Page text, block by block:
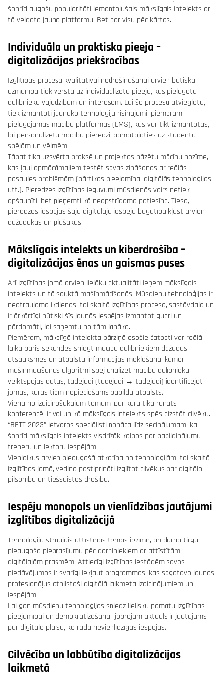
šobrīd augošu popularitāti iemantojušais mākslīgais intelekts ar
tā veidoto jauno platformu. Bet par visu pēc kārtas.
Individuāla un praktiska pieeja –
digitalizācijas priekšrocības
Izglītības procesa kvalitatīvai nodrošināšanai arvien būtiska
uzmanība tiek vērsta uz individualizētu pieeju, kas pielāgota
dalībnieku vajadzībām un interesēm. Lai šo procesu atvieglotu,
tiek izmantoti jaunāko tehnoloģiju risinājumi, piemēram,
pielāgojamas mācību platformas (LMS), kas var tikt izmantotas,
lai personalizētu mācību pieredzi, pamatojoties uz studentu
spējām un vēlmēm.
Tāpat tika uzsvērta praksē un projektos bāzētu mācību nozīme,
kas ļauj apmācāmajiem testēt savas zināšanas ar reālās
pasaules problēmām (pārtikas pieejamība, digitālās tehnoloģijas
utt.). Pieredzes izglītības ieguvumi mūsdienās vairs netiek
apšaubīti, bet pieņemti kā neapstrīdama patiesība. Tiesa,
pieredzes iespējas šajā digitālajā iespēju bagātībā kļūst arvien
dažādākas un plašākas.
Mākslīgais intelekts un kiberdrošība –
digitalizācijas ēnas un gaismas puses
Arī izglītības jomā arvien lielāku aktualitāti ieņem mākslīgais
intelekts un tā sauktā mašīnmācīšanās. Mūsdienu tehnoloģijas ir
neatraujama ikdienas, tai skaitā izglītības procesa, sastāvdaļa un
ir ārkārtīgi būtiski šīs jaunās iespējas izmantot gudri un
pārdomāti, lai saņemtu no tām labāko.
Piemēram, mākslīgā intelekta pārziņā esošie čatboti var reālā
laikā pāris sekundēs sniegt mācību dalībniekiem dažādas
atsauksmes un atbalstu informācijas meklēšanā, kamēr
mašīnmācīšanās algoritmi spēj analizēt mācību dalībnieku
veiktspējas datus, tādējādi (tādejādi → tādējādi) identificējot
jomas, kurās tiem nepieciešams papildu atbalsts.
Viena no izaicinošākajām tēmām, par kuru tika runāts
konferencē, ir vai un kā mākslīgais intelekts spēs aizstāt cilvēku.
“BETT 2023” ietvaros speciālisti nonāca līdz secinājumam, ka
šobrīd mākslīgais intelekts visdrīzāk kalpos par papildinājumu
treneru un lektoru iespējām.
Vienlaikus arvien pieaugošā atkarība no tehnoloģijām, tai skaitā
izglītības jomā, vedina pastiprināti izglītot cilvēkus par digitālo
pilsonību un tiešsaistes drošību.
Iespēju monopols un vienlīdzības jautājumi
izglītības digitalizācijā
Tehnoloģiju straujais attīstības temps iezīmē, arī darba tirgū
pieaugošo pieprasījumu pēc darbiniekiem ar attīstītām
digitālajām prasmēm. Attiecīgi izglītības iestādēm savos
piedāvājumos ir svarīgi iekļaut programmas, kas sagatavo jaunos
profesionāļus atbilstoši digitālā laikmeta izaicinājumiem un
iespējām.
Lai gan mūsdienu tehnoloģijas sniedz lielisku pamatu izglītības
pieejamībai un demokratizēšanai, joprojām aktuāls ir jautājums
par digitālo plaisu, ko rada nevienlīdzīgas iespējas.
Cilvēcība un labbūtība digitalizācijas
laikmetā